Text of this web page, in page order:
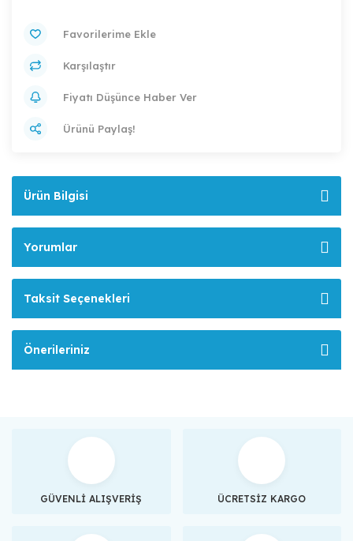
Karşılaştır
Fiyatı Düşünce Haber Ver
Ürünü Paylaş!
Ürün Bilgisi
Yorumlar
Taksit Seçenekleri
Önerileriniz
GÜVENLİ ALIŞVERİŞ ÜCRETSİZ KARGO